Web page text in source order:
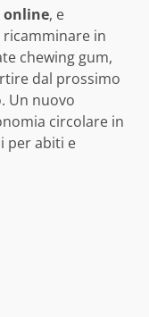
, e
in
chewing gum,
dal prossimo
Un nuovo
circolare in
per abiti e